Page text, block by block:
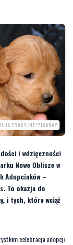
PIXABAY
i wdzięczności
Nowe Oblicze w
Adopciaków –
To okazja do
i tych, które wciąż
celebracja adopcji